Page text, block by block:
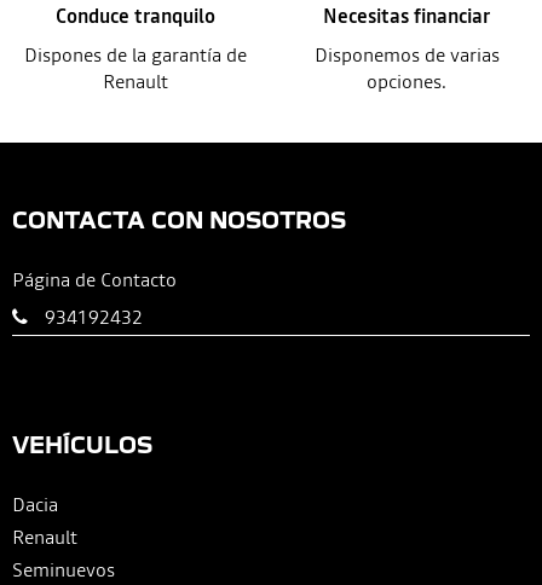
Conduce tranquilo
Dispones de la garantía de
Renault
Necesitas financiar
Disponemos de varias
opciones.
CONTACTA CON NOSOTROS
Página de Contacto
934192432
VEHÍCULOS
Dacia
Renault
Seminuevos